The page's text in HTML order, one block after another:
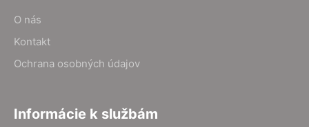
O nás
Kontakt
Ochrana osobných údajov
Informácie k službám